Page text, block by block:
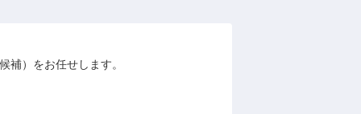
補）をお任せします。